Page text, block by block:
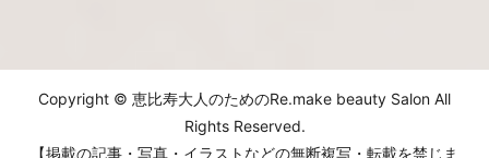
Copyright © 恵比寿大人のためのRe.make beauty Salon All
Rights Reserved.
【掲載の記事・写真・イラストなどの無断複写・転載を禁じま